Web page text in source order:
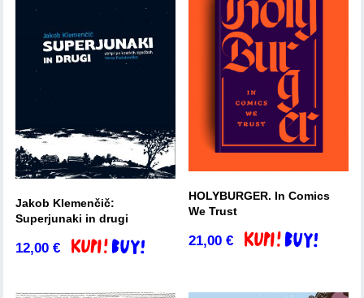
Jakob Klemenčič:
Superjunaki in drugi
12,00€ Dodaj v košarico
HOLYBURGER. In Comics
We Trust
21,00€ Dodaj v košarico